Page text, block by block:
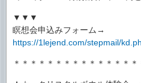
▼▼▼
瞑想会申込みフォーム→
https://1lejend.com/stepmail/
＊＊＊＊＊＊＊＊＊＊＊＊＊＊＊